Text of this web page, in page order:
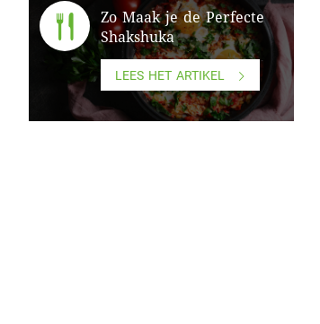
Zo Maak je de Perfecte
Shakshuka
LEES HET ARTIKEL